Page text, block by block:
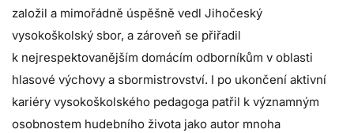
založil a mimořádně úspěšně vedl Jihočeský
vysokoškolský sbor, a zároveň se přiřadil
k nejrespektovanějším domácím odborníkům v oblasti
hlasové výchovy a sbormistrovství. I po ukončení aktivní
kariéry vysokoškolského pedagoga patřil k významným
osobnostem hudebního života jako autor mnoha